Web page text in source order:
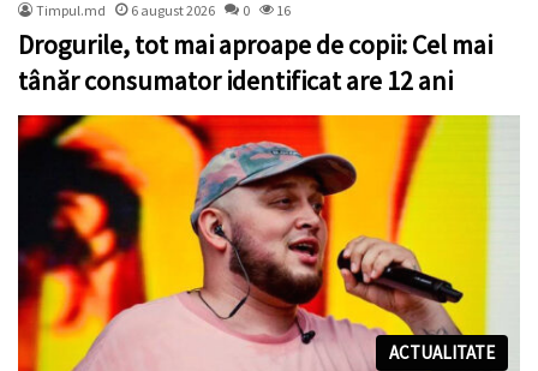
Timpul.md 6 august 2026 0 16
Drogurile, tot mai aproape de copii: Cel mai
tânăr consumator identificat are 12 ani
ACTUALITATE